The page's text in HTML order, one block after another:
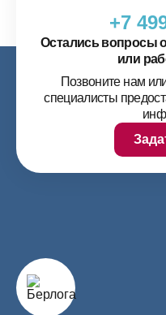
+7
Остались вопросы
или
Позвоните нам
специалисты